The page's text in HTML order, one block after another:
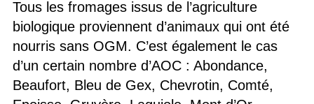
Tous les fromages issus de l’agriculture
biologique proviennent d’animaux qui ont été
nourris sans OGM. C’est également le cas
d’un certain nombre d’AOC : Abondance,
Beaufort, Bleu de Gex, Chevrotin, Comté,